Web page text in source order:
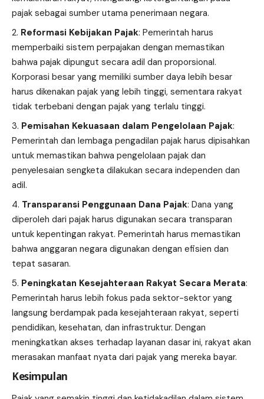
pajak sebagai sumber utama penerimaan negara.
Reformasi Kebijakan Pajak: Pemerintah harus
memperbaiki sistem perpajakan dengan memastikan
bahwa pajak dipungut secara adil dan proporsional.
Korporasi besar yang memiliki sumber daya lebih besar
harus dikenakan pajak yang lebih tinggi, sementara rakyat
tidak terbebani dengan pajak yang terlalu tinggi.
Pemisahan Kekuasaan dalam Pengelolaan Pajak:
Pemerintah dan lembaga pengadilan pajak harus dipisahkan
untuk memastikan bahwa pengelolaan pajak dan
penyelesaian sengketa dilakukan secara independen dan
adil.
Transparansi Penggunaan Dana Pajak: Dana yang
diperoleh dari pajak harus digunakan secara transparan
untuk kepentingan rakyat. Pemerintah harus memastikan
bahwa anggaran negara digunakan dengan efisien dan
tepat sasaran.
Peningkatan Kesejahteraan Rakyat Secara Merata:
Pemerintah harus lebih fokus pada sektor-sektor yang
langsung berdampak pada kesejahteraan rakyat, seperti
pendidikan, kesehatan, dan infrastruktur. Dengan
meningkatkan akses terhadap layanan dasar ini, rakyat akan
merasakan manfaat nyata dari pajak yang mereka bayar.
Kesimpulan